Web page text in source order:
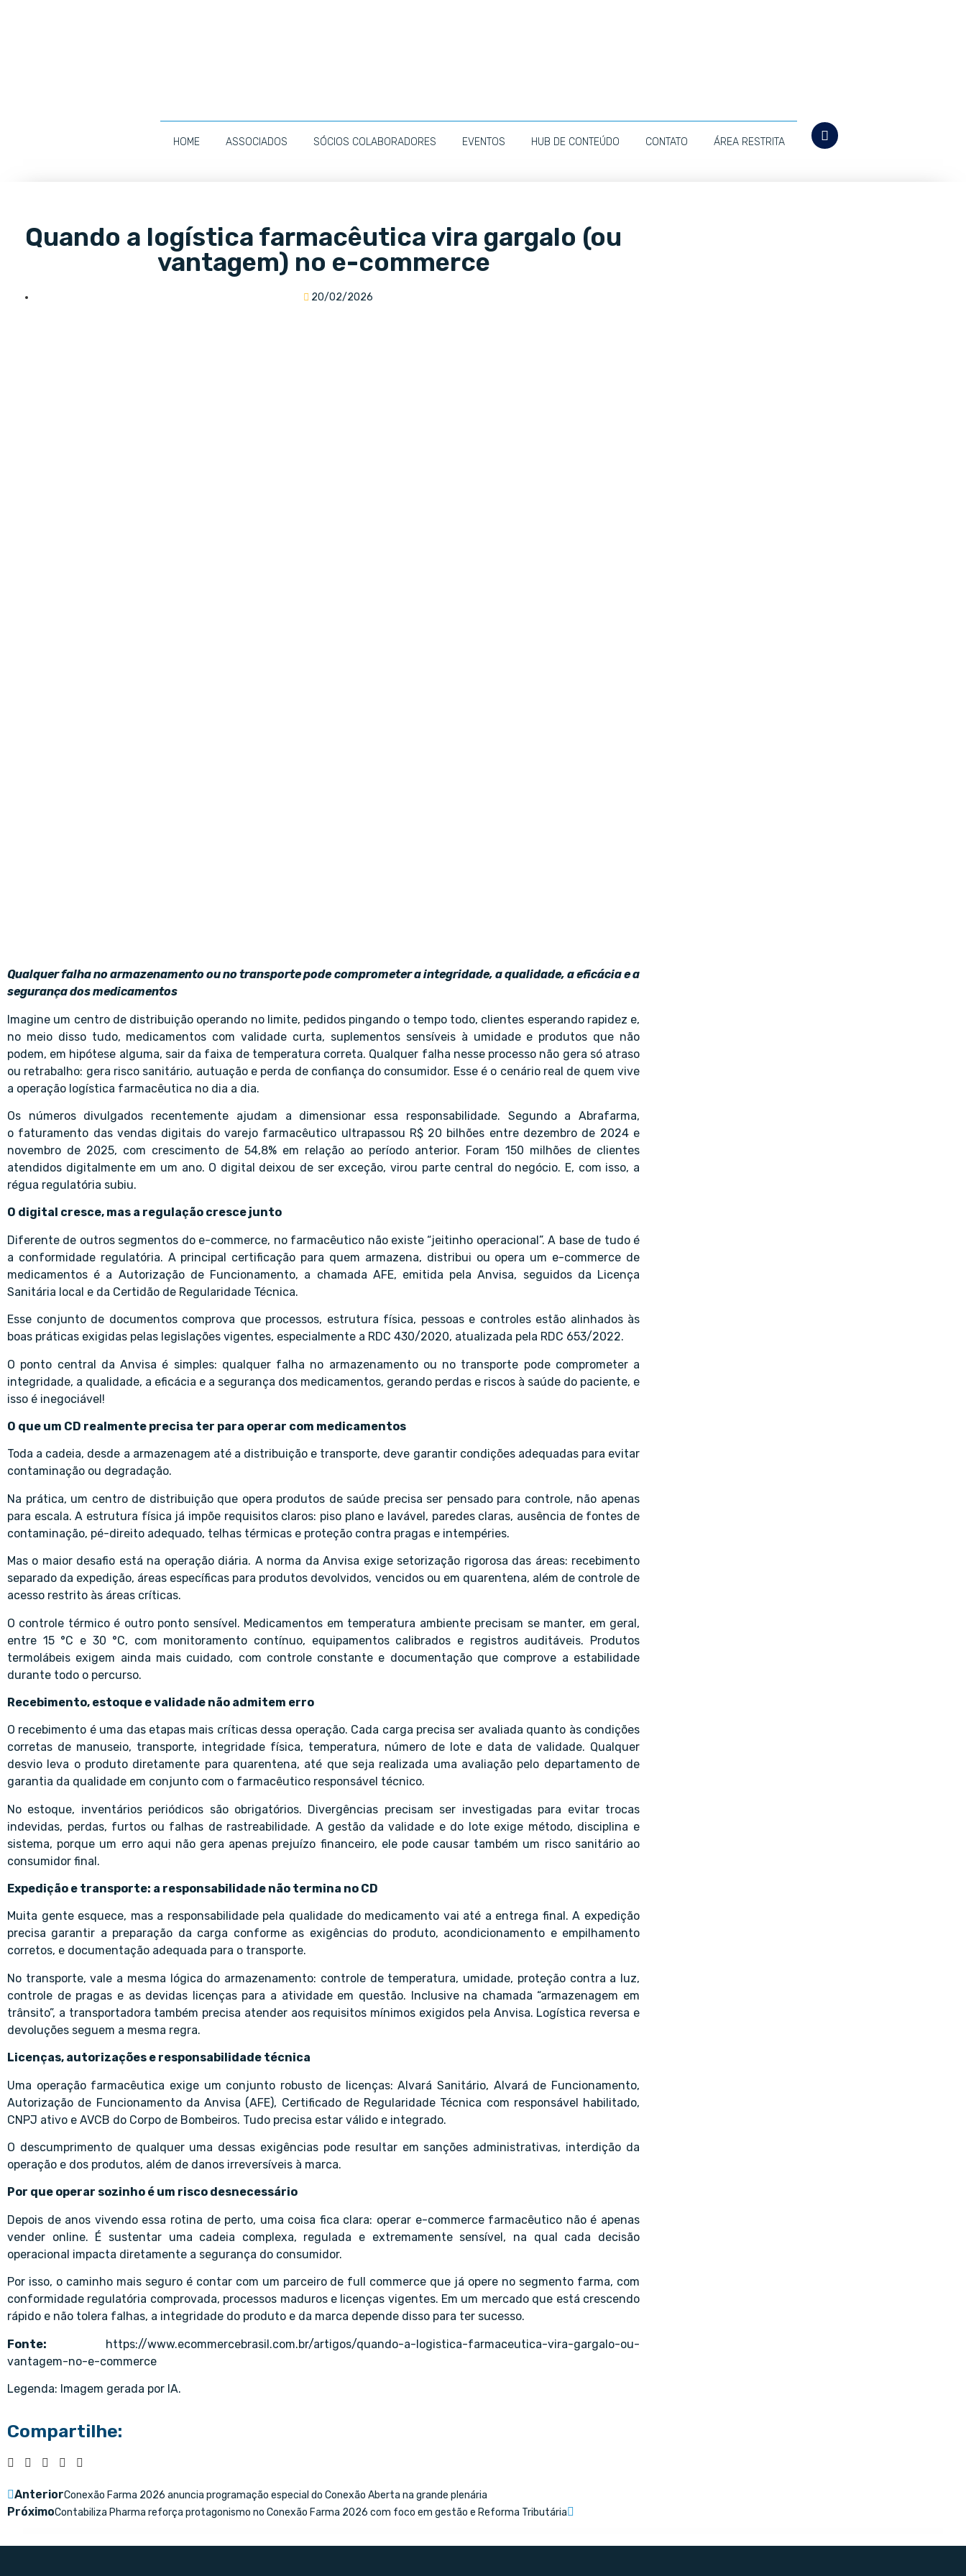
HOME ASSOCIADOS SÓCIOS COLABORADORES EVENTOS HUB DE CONTEÚDO CONTATO ÁREA RESTRITA
Quando a logística farmacêutica vira gargalo (ou
vantagem) no e-commerce
20/02/2026
Qualquer falha no armazenamento ou no transporte pode comprometer a integridade, a qualidade, a eficácia e a
segurança dos medicamentos
Imagine um centro de distribuição operando no limite, pedidos pingando o tempo todo, clientes esperando rapidez e,
no meio disso tudo, medicamentos com validade curta, suplementos sensíveis à umidade e produtos que não
podem, em hipótese alguma, sair da faixa de temperatura correta. Qualquer falha nesse processo não gera só atraso
ou retrabalho: gera risco sanitário, autuação e perda de confiança do consumidor. Esse é o cenário real de quem vive
a operação logística farmacêutica no dia a dia.
Os números divulgados recentemente ajudam a dimensionar essa responsabilidade. Segundo a Abrafarma,
o faturamento das vendas digitais do varejo farmacêutico ultrapassou R$ 20 bilhões entre dezembro de 2024 e
novembro de 2025, com crescimento de 54,8% em relação ao período anterior. Foram 150 milhões de clientes
atendidos digitalmente em um ano. O digital deixou de ser exceção, virou parte central do negócio. E, com isso, a
régua regulatória subiu.
O digital cresce, mas a regulação cresce junto
Diferente de outros segmentos do e-commerce, no farmacêutico não existe “jeitinho operacional”. A base de tudo é
a conformidade regulatória. A principal certificação para quem armazena, distribui ou opera um e-commerce de
medicamentos é a Autorização de Funcionamento, a chamada AFE, emitida pela Anvisa, seguidos da Licença
Sanitária local e da Certidão de Regularidade Técnica.
Esse conjunto de documentos comprova que processos, estrutura física, pessoas e controles estão alinhados às
boas práticas exigidas pelas legislações vigentes, especialmente a RDC 430/2020, atualizada pela RDC 653/2022.
O ponto central da Anvisa é simples: qualquer falha no armazenamento ou no transporte pode comprometer a
integridade, a qualidade, a eficácia e a segurança dos medicamentos, gerando perdas e riscos à saúde do paciente, e
isso é inegociável!
O que um CD realmente precisa ter para operar com medicamentos
Toda a cadeia, desde a armazenagem até a distribuição e transporte, deve garantir condições adequadas para evitar
contaminação ou degradação.
Na prática, um centro de distribuição que opera produtos de saúde precisa ser pensado para controle, não apenas
para escala. A estrutura física já impõe requisitos claros: piso plano e lavável, paredes claras, ausência de fontes de
contaminação, pé-direito adequado, telhas térmicas e proteção contra pragas e intempéries.
Mas o maior desafio está na operação diária. A norma da Anvisa exige setorização rigorosa das áreas: recebimento
separado da expedição, áreas específicas para produtos devolvidos, vencidos ou em quarentena, além de controle de
acesso restrito às áreas críticas.
O controle térmico é outro ponto sensível. Medicamentos em temperatura ambiente precisam se manter, em geral,
entre 15 °C e 30 °C, com monitoramento contínuo, equipamentos calibrados e registros auditáveis. Produtos
termolábeis exigem ainda mais cuidado, com controle constante e documentação que comprove a estabilidade
durante todo o percurso.
Recebimento, estoque e validade não admitem erro
O recebimento é uma das etapas mais críticas dessa operação. Cada carga precisa ser avaliada quanto às condições
corretas de manuseio, transporte, integridade física, temperatura, número de lote e data de validade. Qualquer
desvio leva o produto diretamente para quarentena, até que seja realizada uma avaliação pelo departamento de
garantia da qualidade em conjunto com o farmacêutico responsável técnico.
No estoque, inventários periódicos são obrigatórios. Divergências precisam ser investigadas para evitar trocas
indevidas, perdas, furtos ou falhas de rastreabilidade. A gestão da validade e do lote exige método, disciplina e
sistema, porque um erro aqui não gera apenas prejuízo financeiro, ele pode causar também um risco sanitário ao
consumidor final.
Expedição e transporte: a responsabilidade não termina no CD
Muita gente esquece, mas a responsabilidade pela qualidade do medicamento vai até a entrega final. A expedição
precisa garantir a preparação da carga conforme as exigências do produto, acondicionamento e empilhamento
corretos, e documentação adequada para o transporte.
No transporte, vale a mesma lógica do armazenamento: controle de temperatura, umidade, proteção contra a luz,
controle de pragas e as devidas licenças para a atividade em questão. Inclusive na chamada “armazenagem em
trânsito”, a transportadora também precisa atender aos requisitos mínimos exigidos pela Anvisa. Logística reversa e
devoluções seguem a mesma regra.
Licenças, autorizações e responsabilidade técnica
Uma operação farmacêutica exige um conjunto robusto de licenças: Alvará Sanitário, Alvará de Funcionamento,
Autorização de Funcionamento da Anvisa (AFE), Certificado de Regularidade Técnica com responsável habilitado,
CNPJ ativo e AVCB do Corpo de Bombeiros. Tudo precisa estar válido e integrado.
O descumprimento de qualquer uma dessas exigências pode resultar em sanções administrativas, interdição da
operação e dos produtos, além de danos irreversíveis à marca.
Por que operar sozinho é um risco desnecessário
Depois de anos vivendo essa rotina de perto, uma coisa fica clara: operar e-commerce farmacêutico não é apenas
vender online. É sustentar uma cadeia complexa, regulada e extremamente sensível, na qual cada decisão
operacional impacta diretamente a segurança do consumidor.
Por isso, o caminho mais seguro é contar com um parceiro de full commerce que já opere no segmento farma, com
conformidade regulatória comprovada, processos maduros e licenças vigentes. Em um mercado que está crescendo
rápido e não tolera falhas, a integridade do produto e da marca depende disso para ter sucesso.
Fonte:
https://www.ecommercebrasil.com.br/artigos/quando-a-logistica-farmaceutica-vira-gargalo-ou-
vantagem-no-e-commerce
Legenda: Imagem gerada por IA.
Compartilhe:
AnteriorConexão Farma 2026 anuncia programação especial do Conexão Aberta na grande plenária
PróximoContabiliza Pharma reforça protagonismo no Conexão Farma 2026 com foco em gestão e Reforma Tributária